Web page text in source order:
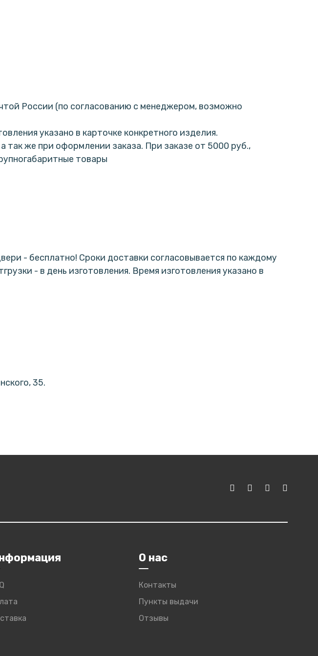
России (по согласованию с менеджером, возможно
указано в карточке конкретного изделия.
же при оформлении заказа. При заказе от 5000 руб.,
товары
- бесплатно! Сроки доставки согласовывается по каждому
- в день изготовления. Время изготовления указано в
35.
О нас
Контакты
Пункты выдачи
Отзывы